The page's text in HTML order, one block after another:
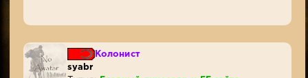
Колонист
syabr